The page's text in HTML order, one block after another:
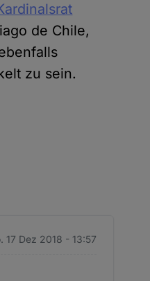
de Chile,
zu sein.
17 Dez 2018 - 13:57